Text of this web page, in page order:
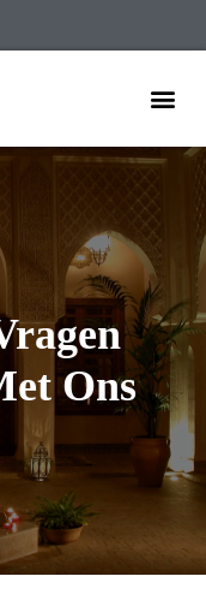
Ons